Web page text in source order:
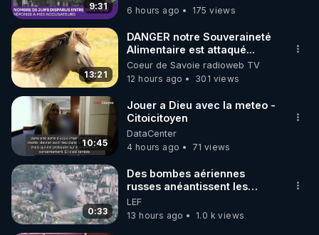
code : REGENERE10
▶ 30 jours gratuit sur l’application de méditation et
de bien-être ENVOL :
Rendez-vous sur https://www.envol.app/code
le code : REGENERE
9:31
6 hours ago
175 views
13:21
DANGER notre Souveraineté
Alimentaire est attaqué...
Coeur de Savoie radioweb TV
12 hours ago
301 views
10:45
Jouer a Dieu avec la meteo -
Citoicitoyen
DataCenter
4 hours ago
71 views
0:33
Des bombes aériennes
russes anéantissent les
centres de contrôle de
drones de 3 brigades
ukrainienne
LEF
13 hours ago
1.0 k views